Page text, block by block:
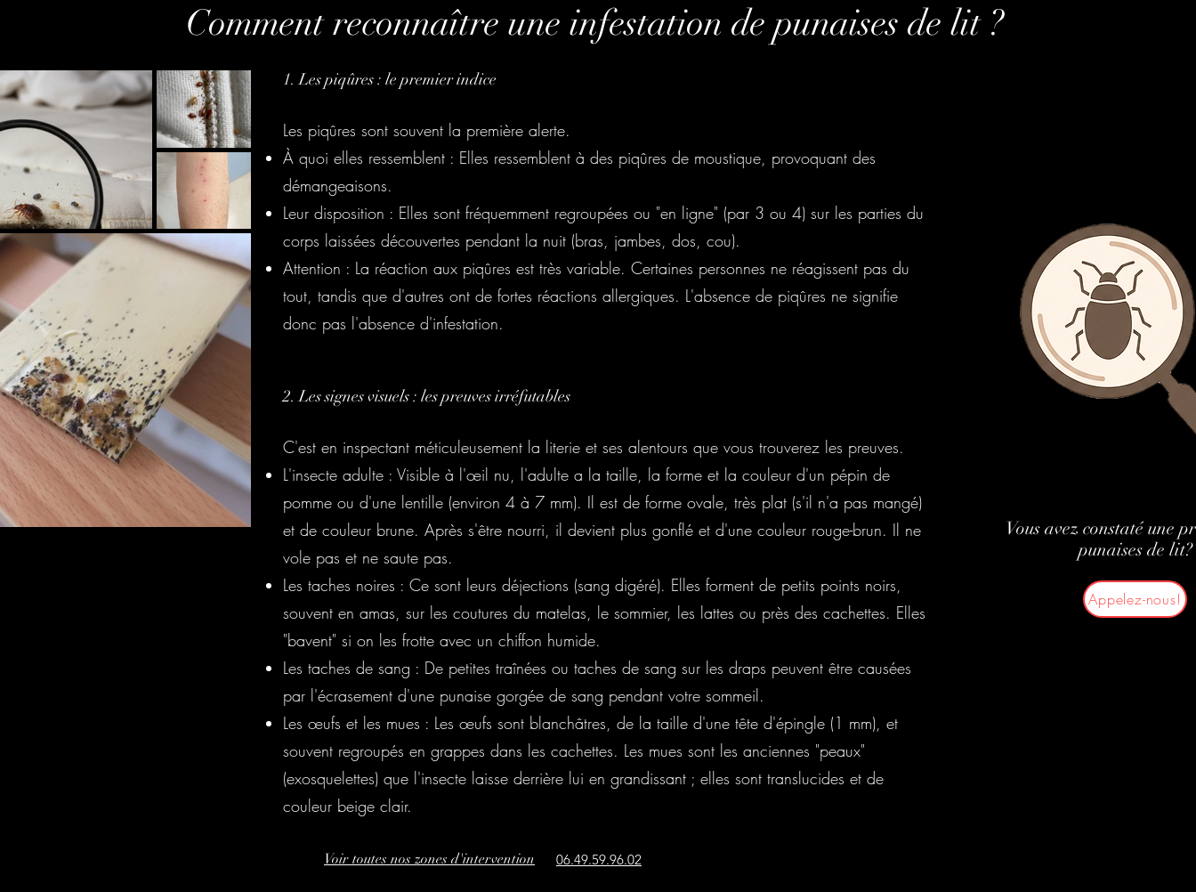
Comment reconnaître une infestation de punaises de lit ?
1. Les piqûres : le premier indice
Les piqûres sont souvent la première alerte.
À quoi elles ressemblent : Elles ressemblent à des piqûres de moustique, provoquant des
démangeaisons.
Leur disposition : Elles sont fréquemment regroupées ou "en ligne" (par 3 ou 4) sur les parties du
corps laissées découvertes pendant la nuit (bras, jambes, dos, cou).
Attention : La réaction aux piqûres est très variable. Certaines personnes ne réagissent pas du
tout, tandis que d'autres ont de fortes réactions allergiques. L'absence de piqûres ne signifie
donc pas l'absence d'infestation.
2. Les signes visuels : les preuves irréfutables
C'est en inspectant méticuleusement la literie et ses alentours que vous trouverez les preuves.
L'insecte adulte : Visible à l'œil nu, l'adulte a la taille, la forme et la couleur d'un pépin de
pomme ou d'une lentille (environ 4 à 7 mm). Il est de forme ovale, très plat (s'il n'a pas mangé)
et de couleur brune. Après s'être nourri, il devient plus gonflé et d'une couleur rouge-brun. Il ne
vole pas et ne saute pas.
Les taches noires : Ce sont leurs déjections (sang digéré). Elles forment de petits points noirs,
souvent en amas, sur les coutures du matelas, le sommier, les lattes ou près des cachettes. Elles
"bavent" si on les frotte avec un chiffon humide.
Les taches de sang : De petites traînées ou taches de sang sur les draps peuvent être causées
par l'écrasement d'une punaise gorgée de sang pendant votre sommeil.
Les œufs et les mues : Les œufs sont blanchâtres, de la taille d'une tête d'épingle (1 mm), et
souvent regroupés en grappes dans les cachettes. Les mues sont les anciennes "peaux"
(exosquelettes) que l'insecte laisse derrière lui en grandissant ; elles sont translucides et de
couleur beige clair.
Vous avez constaté une
punaises de lit?
Appelez-nous!
Voir toutes nos zones d'intervention 06.49.59.96.02